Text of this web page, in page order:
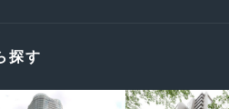
探す